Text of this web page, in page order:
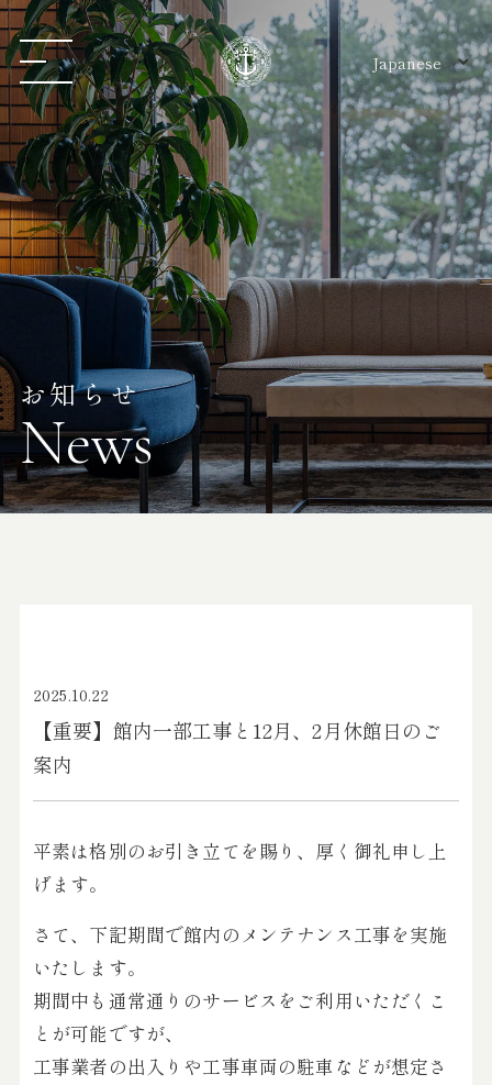
お知らせ
News
2025.10.22
【重要】館内一部工事と12月、2月休館日のご
案内
平素は格別のお引き立てを賜り、厚く御礼申し上
げます。
さて、下記期間で館内のメンテナンス工事を実施
いたします。
期間中も通常通りのサービスをご利用いただくこ
とが可能ですが、
工事業者の出入りや工事車両の駐車などが想定さ